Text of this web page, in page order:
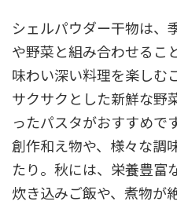
シェルパウダー干物は、
や野菜と組み合わせるこ
味わい深い料理を楽しむ
サクサクとした新鮮な野
ったパスタがおすすめで
創作和え物や、様々な調
たり。秋には、栄養豊富
炊き込みご飯や、煮物が